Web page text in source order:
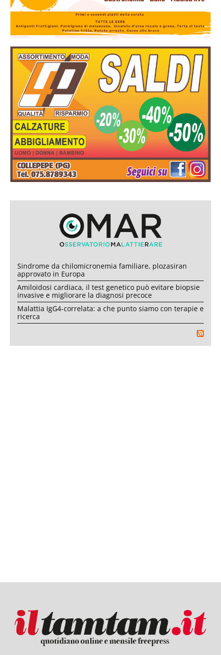
Sindrome da chilomicronemia familiare, plozasiran
approvato in Europa
Amiloidosi cardiaca, il test genetico può evitare biopsie
invasive e migliorare la diagnosi precoce
Malattia IgG4-correlata: a che punto siamo con terapie e
ricerca